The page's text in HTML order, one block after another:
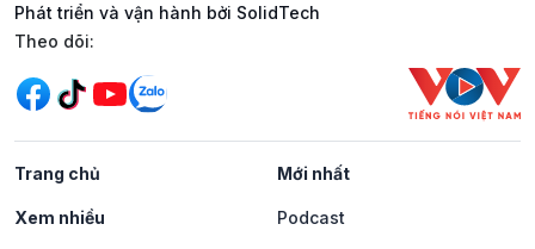
Phát triển và vận hành bởi SolidTech
Mạng xã hội
Theo dõi:
Trang chủ Mới nhất
Xem nhiều Podcast